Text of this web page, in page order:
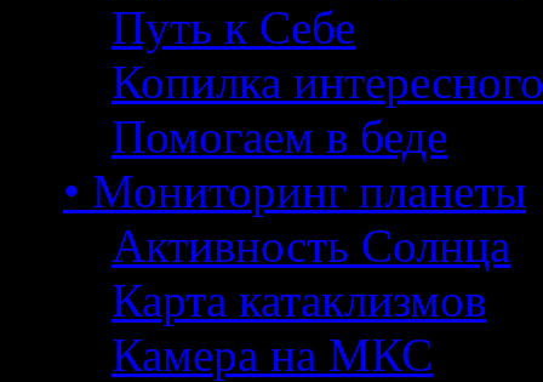
Путь к Себе
Копилка интересного
Помогаем в беде
• Мониторинг планеты
Активность Солнца
Карта катаклизмов
Камера на МКС